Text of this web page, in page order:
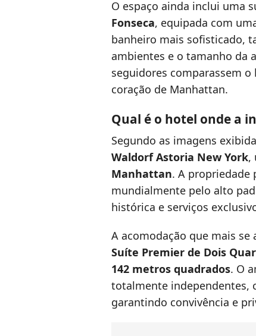
O espaço ainda inclui uma
Fonseca, equipada com
banheiro mais sofisticado,
ambientes e o tamanho da
seguidores comparassem
coração de Manhattan.
Qual é o hotel onde a
Segundo as imagens
Waldorf Astoria New York,
Manhattan. A propriedade
mundialmente pelo alto
histórica e serviços
A acomodação que mais
Suíte Premier de Dois
142 metros quadrados. O
totalmente independentes,
garantindo convivência e